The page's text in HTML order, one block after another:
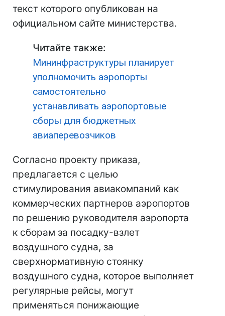
текст которого опубликован на
официальном сайте министерства.
Читайте также:
Мининфраструктуры планирует
уполномочить аэропорты
самостоятельно
устанавливать аэропортовые
сборы для бюджетных
авиаперевозчиков
Согласно проекту приказа,
предлагается с целью
стимулирования авиакомпаний как
коммерческих партнеров аэропортов
по решению руководителя аэропорта
к сборам за посадку-взлет
воздушного судна, за
сверхнормативную стоянку
воздушного судна, которое выполняет
регулярные рейсы, могут
применяться понижающие